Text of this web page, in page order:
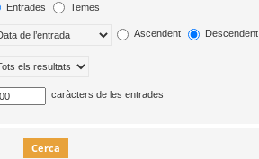
Entrades Temes
Ascendent Descendent
caràcters de les entrades